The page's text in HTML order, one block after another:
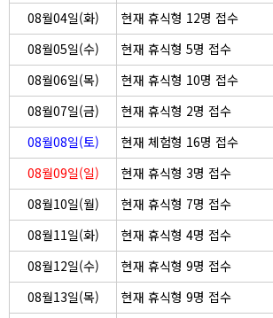
08월04일(화)
현재 휴식형 12명 접수
08월05일(수)
현재 휴식형 5명 접수
08월06일(목)
현재 휴식형 10명 접수
08월07일(금)
현재 휴식형 2명 접수
08월08일(토)
현재 체험형 16명 접수
08월09일(일)
현재 휴식형 3명 접수
08월10일(월)
현재 휴식형 7명 접수
08월11일(화)
현재 휴식형 4명 접수
08월12일(수)
현재 휴식형 9명 접수
08월13일(목)
현재 휴식형 9명 접수